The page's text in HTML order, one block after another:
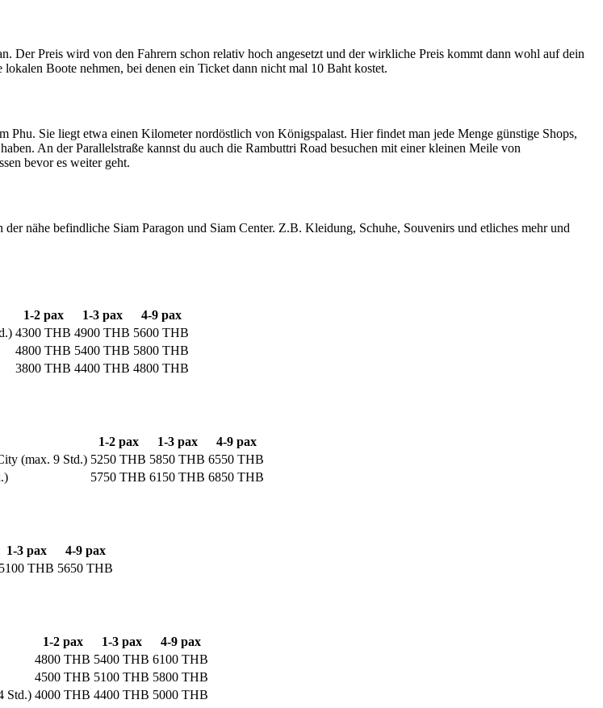
Der Preis wird von den Fahrern schon relativ hoch angesetzt und der wirkliche Preis kommt dann wohl auf dein
Boote nehmen, bei denen ein Ticket dann nicht mal 10 Baht kostet.
Phu. Sie liegt etwa einen Kilometer nordöstlich von Königspalast. Hier findet man jede Menge günstige Shops,
An der Parallelstraße kannst du auch die Rambuttri Road besuchen mit einer kleinen Meile von
bevor es weiter geht.
nähe befindliche Siam Paragon und Siam Center. Z.B. Kleidung, Schuhe, Souvenirs und etliches mehr und
1-2 pax 1-3 pax
4-9 pax
4300 THB 4900 THB 5600 THB
4800 THB 5400 THB 5800 THB
3800 THB 4400 THB 4800 THB
1-2 pax 1-3 pax
4-9 pax
(max. 9 Std.) 5250 THB 5850 THB 6550 THB
5750 THB 6150 THB 6850 THB
1-3 pax
4-9 pax
5100 THB 5650 THB
1-2 pax 1-3 pax
4-9 pax
4800 THB 5400 THB 6100 THB
4500 THB 5100 THB 5800 THB
Std.) 4000 THB 4400 THB 5000 THB